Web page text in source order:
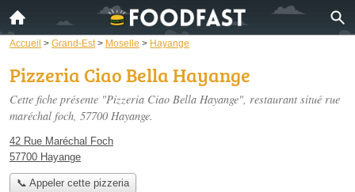
Accueil > Grand-Est > Moselle > Hayange
Pizzeria Ciao Bella Hayange
Cette fiche présente "Pizzeria Ciao Bella Hayange", restaurant situé rue
maréchal foch, 57700 Hayange.
42 Rue Maréchal Foch
57700 Hayange
📞 Appeler cette pizzeria